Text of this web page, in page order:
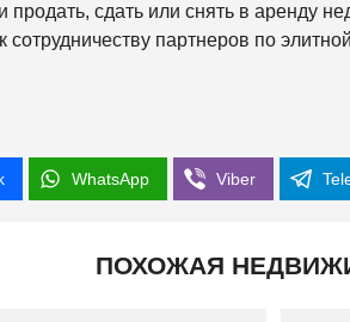
продать, сдать или снять в аренду
партнеров по
WhatsApp Viber
ПОХОЖАЯ